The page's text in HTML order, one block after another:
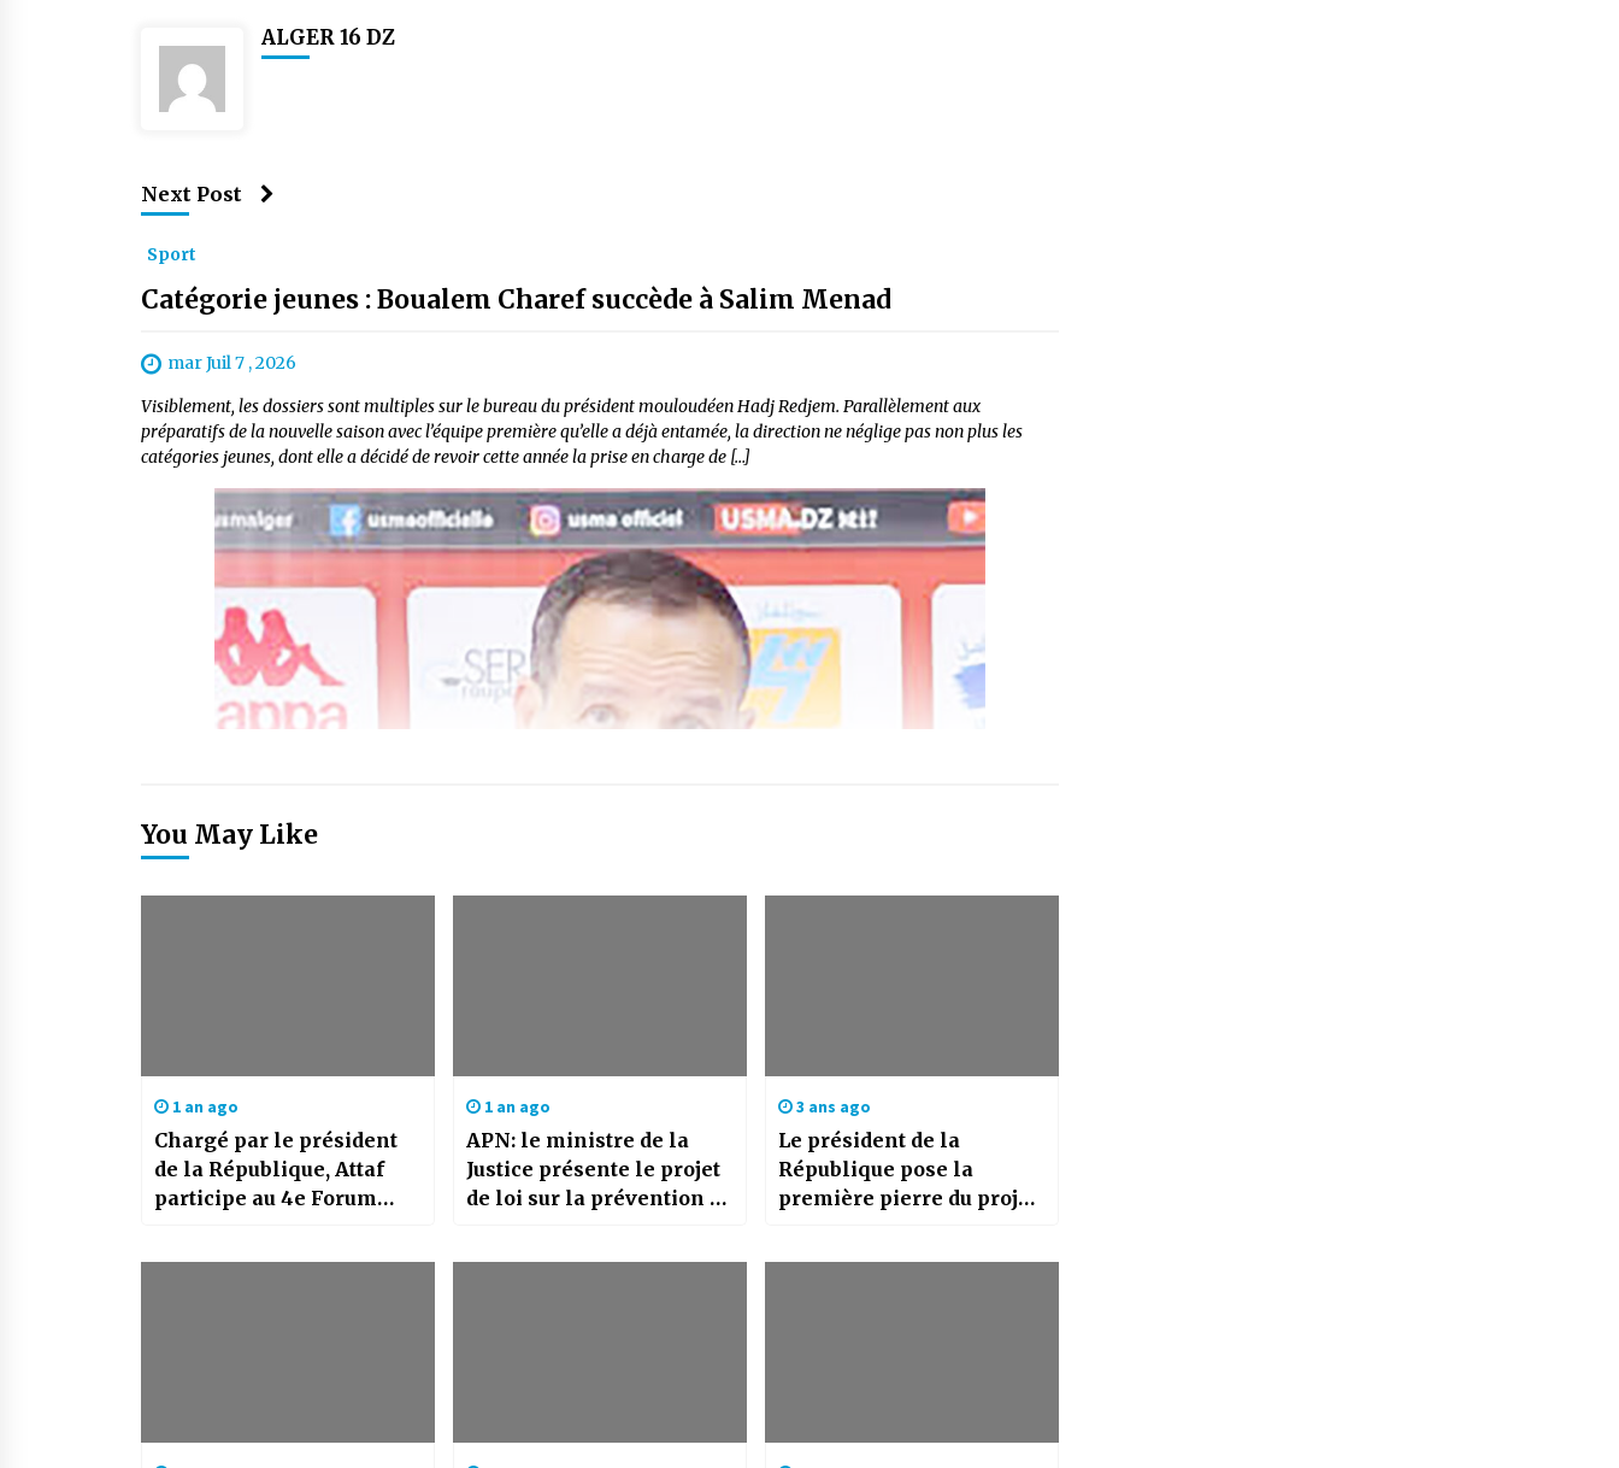
ALGER 16 DZ
Next Post
Sport
Catégorie jeunes : Boualem Charef succède à Salim Menad
mar Juil 7 , 2026
Visiblement, les dossiers sont multiples sur le bureau du président mouloudéen Hadj Redjem. Parallèlement aux
préparatifs de la nouvelle saison avec l’équipe première qu’elle a déjà entamée, la direction ne néglige pas non plus les
catégories jeunes, dont elle a décidé de revoir cette année la prise en charge de […]
You May Like
1 an ago
Chargé par le président
de la République, Attaf
participe au 4e Forum
1 an ago
APN: le ministre de la
Justice présente le projet
de loi sur la prévention et
blanchiment d’argent et
3 ans ago
Le président de la
République pose la
première pierre du projet
Tindouf-Gara Djebilet